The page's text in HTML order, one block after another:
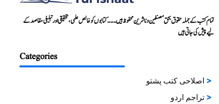
تمام کتب کے جملہ حقوق بحق مصنفین و ناشرین محفوظ ہیں۔۔۔ کتابوں کو خالص علمی، تحقیقی اور تبلیغی مقاصد کے
لیے پیش کی جاتی ہیں
Categories
اصلاحی کتب پشتو
تراجم اردو